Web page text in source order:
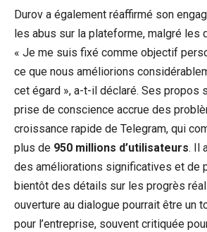
Durov a également réaffirmé son
les abus sur la plateforme, malgré les
« Je me suis fixé comme objectif
ce que nous améliorions
cet égard », a-t-il déclaré. Ses propos
prise de conscience accrue des
croissance rapide de Telegram, qui
plus de 950 millions d’utilisateurs. Il
des améliorations significatives et de
bientôt des détails sur les progrès
ouverture au dialogue pourrait être un
pour l’entreprise, souvent critiquée